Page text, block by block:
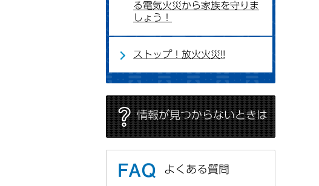
る電気火災から家族を守りま
しょう！
ストップ！放火火災!!
情報が見つからないときは
よくある質問